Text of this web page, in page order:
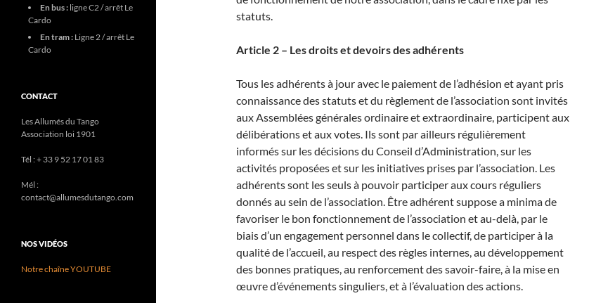
statuts.
Article 2 – Les droits et devoirs des adhérents
Tous les adhérents à jour avec le paiement de l’adhésion et ayant pris
connaissance des statuts et du règlement de l’association sont invités
aux Assemblées générales ordinaire et extraordinaire, participent aux
délibérations et aux votes. Ils sont par ailleurs régulièrement
informés sur les décisions du Conseil d’Administration, sur les
activités proposées et sur les initiatives prises par l’association. Les
adhérents sont les seuls à pouvoir participer aux cours réguliers
donnés au sein de l’association. Être adhérent suppose a minima de
favoriser le bon fonctionnement de l’association et au-delà, par le
biais d’un engagement personnel dans le collectif, de participer à la
qualité de l’accueil, au respect des règles internes, au développement
des bonnes pratiques, au renforcement des savoir-faire, à la mise en
œuvre d’événements singuliers, et à l’évaluation des actions.
En bus : ligne C2 / arrêt Le
Cardo
En tram : Ligne 2 / arrêt Le
Cardo
CONTACT
Les Allumés du Tango
Association loi 1901
Tél : + 33 9 52 17 01 83
Mél :
contact@allumesdutango.com
NOS VIDÉOS
Notre chaîne YOUTUBE